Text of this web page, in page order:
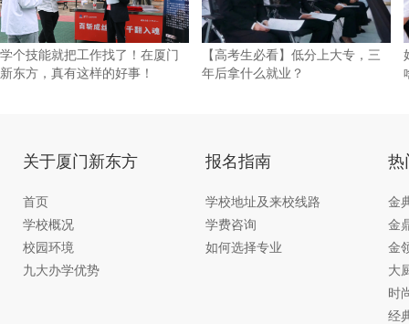
学个技能就把工作找了！在厦门
新东方，真有这样的好事！
【高考生必看】低分上大专，三
年后拿什么就业？
关于厦门新东方
首页
学校概况
校园环境
九大办学优势
报名指南
学校地址及来校线路
学费咨询
如何选择专业
热
金
金
金
大
时
经